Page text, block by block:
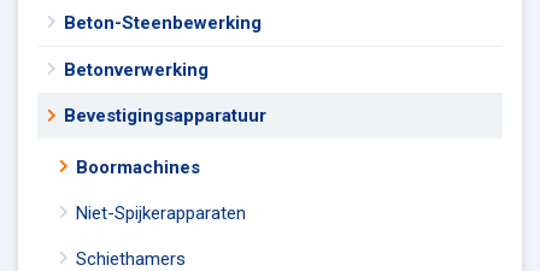
Beton-Steenbewerking
Betonverwerking
Bevestigingsapparatuur
Boormachines
Niet-Spijkerapparaten
Schiethamers